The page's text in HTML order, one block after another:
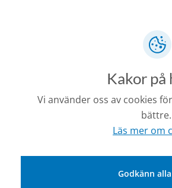
Håll koll efter detta på hjo.se
Bevattningsförbud med vatten
Uttag ur vattendrag - beslutas
Eldningsförbud i kommunen -
Kommunen bevakar läget
du har frågor kan du vända dig
Om din brunn sinar
Kakor på
Vi använder oss av cookies
bättre.
Läs mer om
Godkänn